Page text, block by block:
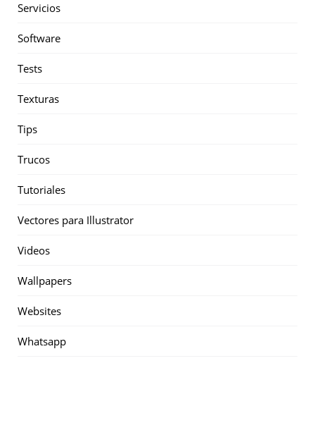
Servicios
Software
Tests
Texturas
Tips
Trucos
Tutoriales
Vectores para Illustrator
Videos
Wallpapers
Websites
Whatsapp